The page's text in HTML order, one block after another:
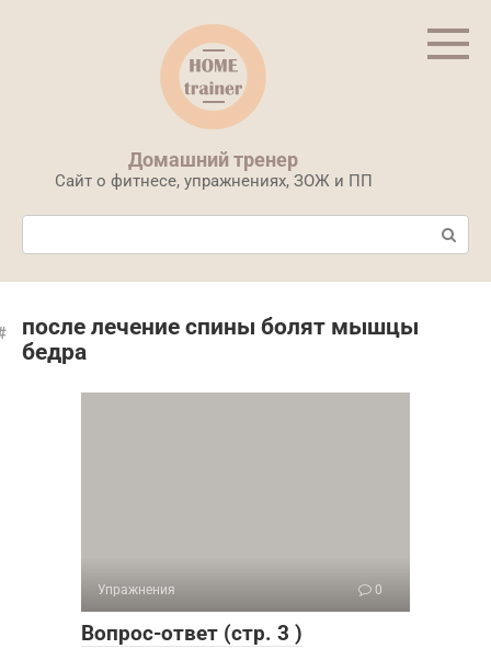
Домашний тренер
Сайт о фитнесе, упражнениях, ЗОЖ и ПП
Поиск:
после лечение спины болят мышцы
бедра
Упражнения 0
Вопрос-ответ (стр. 3 )